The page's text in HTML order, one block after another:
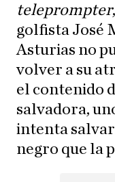
teleprompter
golfista José
Asturias no
volver a su
el contenido
salvadora,
intenta salvar
negro que la